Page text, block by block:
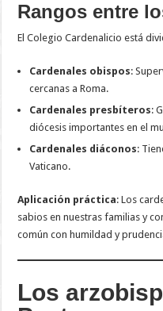
Rangos entre
El Colegio Cardenalicio está
Cardenales obispos:
cercanas a Roma.
Cardenales presbíteros:
diócesis importantes en el
Cardenales diáconos:
Vaticano.
Aplicación práctica: Los
sabios en nuestras familias y
común con humildad y
Los